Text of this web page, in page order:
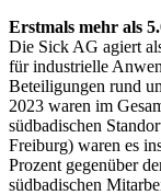
Erstmals mehr als
Die Sick AG agiert
für industrielle
Beteiligungen rund
2023 waren im
südbadischen
Freiburg) waren es
Prozent gegenüber
südbadischen